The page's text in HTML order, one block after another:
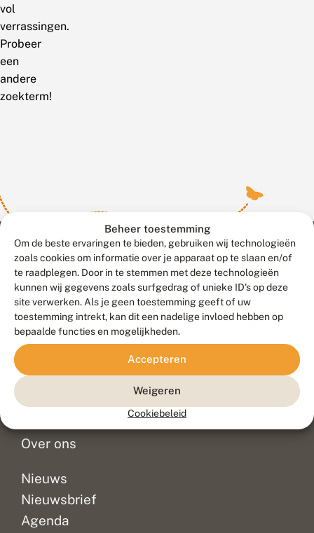
Beheer toestemming
Om de beste ervaringen te bieden, gebruiken wij technologieën
zoals cookies om informatie over je apparaat op te slaan en/of
te raadplegen. Door in te stemmen met deze technologieën
kunnen wij gegevens zoals surfgedrag of unieke ID's op deze
site verwerken. Als je geen toestemming geeft of uw
toestemming intrekt, kan dit een nadelige invloed hebben op
bepaalde functies en mogelijkheden.
Accepteren
Weigeren
Cookiebeleid
vol
verrassingen.
Probeer
een
andere
zoekterm!
Contact
Veelgestelde vragen
Doneer
Over ons
Nieuws
Nieuwsbrief
Agenda
Meld waarnemingen© 2026 Vlinderstichting
Duurzaam ontwikkeld door
Go2People
, ontworpen door
Blue Field Agency
Privacy
Disclaimer
Sitemap